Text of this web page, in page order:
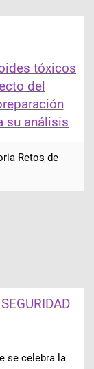
tóxicos
del
su análisis
Retos de
se celebra la